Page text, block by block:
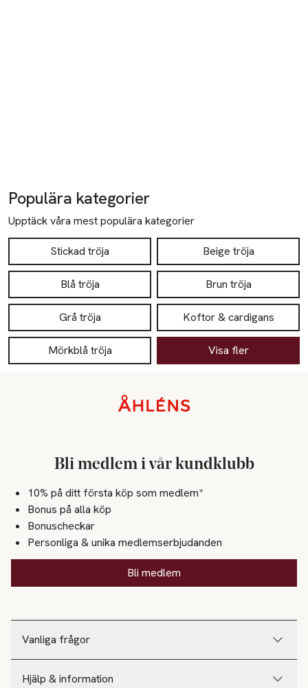
Populära kategorier
Upptäck våra mest populära kategorier
Stickad tröja Beige tröja
Blå tröja Brun tröja
Grå tröja Koftor & cardigans
Mörkblå tröja Visa fler
Vanliga frågor
Hjälp & information
Bli medlem i vår kundklubb
10% på ditt första köp som medlem*
Bonus på alla köp
Bonuscheckar
Personliga & unika medlemserbjudanden
Bli medlem